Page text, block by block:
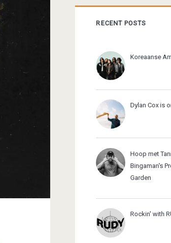
RECENT POSTS
Koreaanse
Dylan Cox is
Hoop met
Bingaman's
Garden
Rockin' with